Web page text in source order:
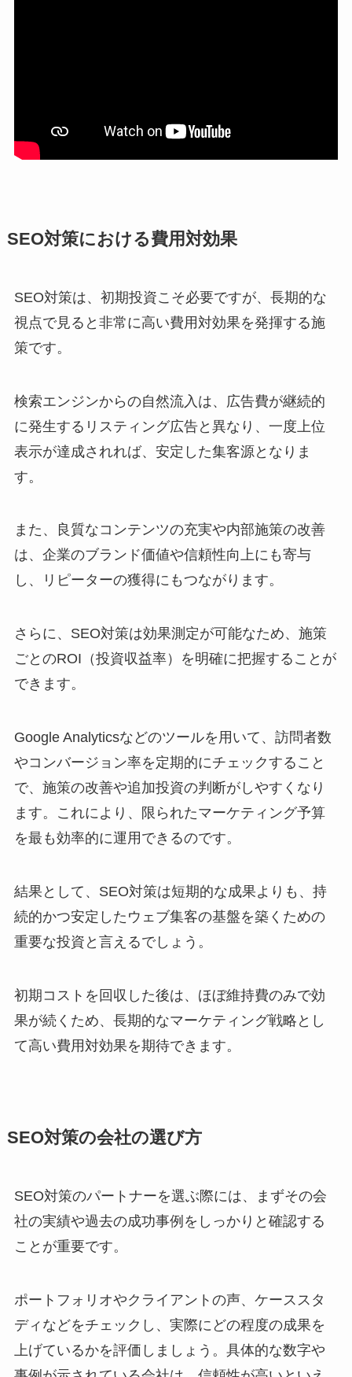
SEO対策における費用対効果
SEO対策は、初期投資こそ必要ですが、長期的な
視点で見ると非常に高い費用対効果を発揮する施
策です。
検索エンジンからの自然流入は、広告費が継続的
に発生するリスティング広告と異なり、一度上位
表示が達成されれば、安定した集客源となりま
す。
また、良質なコンテンツの充実や内部施策の改善
は、企業のブランド価値や信頼性向上にも寄与
し、リピーターの獲得にもつながります。
さらに、SEO対策は効果測定が可能なため、施策
ごとのROI（投資収益率）を明確に把握することが
できます。
Google Analyticsなどのツールを用いて、訪問者数
やコンバージョン率を定期的にチェックすること
で、施策の改善や追加投資の判断がしやすくなり
ます。これにより、限られたマーケティング予算
を最も効率的に運用できるのです。
結果として、SEO対策は短期的な成果よりも、持
続的かつ安定したウェブ集客の基盤を築くための
重要な投資と言えるでしょう。
初期コストを回収した後は、ほぼ維持費のみで効
果が続くため、長期的なマーケティング戦略とし
て高い費用対効果を期待できます。
SEO対策の会社の選び方
SEO対策のパートナーを選ぶ際には、まずその会
社の実績や過去の成功事例をしっかりと確認する
ことが重要です。
ポートフォリオやクライアントの声、ケーススタ
ディなどをチェックし、実際にどの程度の成果を
上げているかを評価しましょう。具体的な数字や